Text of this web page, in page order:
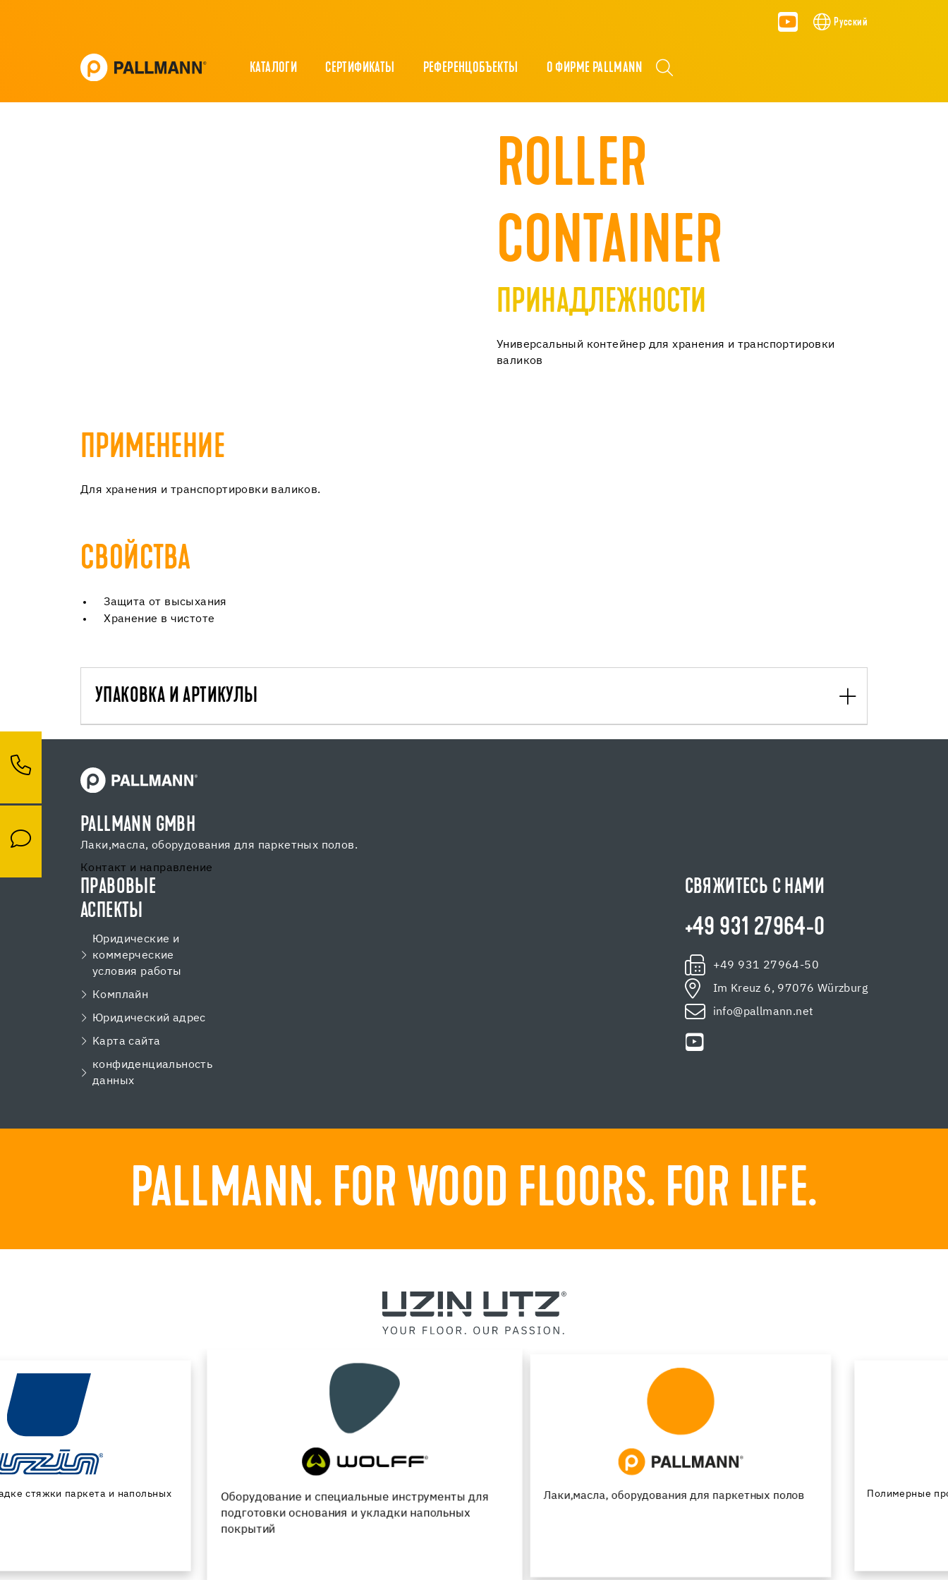
Русский
КАТАЛОГИ СЕРТИФИКАТЫ РЕФЕРЕНЦОБЪЕКТЫ О ФИРМЕ PALLMANN
ROLLER
CONTAINER
ПРИНАДЛЕЖНОСТИ
Универсальный контейнер для хранения и транспортировки
валиков
ПРИМЕНЕНИЕ
Для хранения и транспортировки валиков.
СВОЙСТВА
Защита от высыхания
Хранение в чистоте
УПАКОВКА И АРТИКУЛЫ
PALLMANN GMBH
Лаки,масла, оборудования для паркетных полов.
Контакт и направление
ПРАВОВЫЕ
АСПЕКТЫ
Юридические и
коммерческие
условия работы
Комплайн
Юридический адрес
Kарта сайта
конфиденциальность
данных
СВЯЖИТЕСЬ С НАМИ
+49 931 27964-0
+49 931 27964-50
Im Kreuz 6, 97076 Würzburg
info@pallmann.net
PALLMANN. FOR WOOD FLOORS. FOR LIFE.
Оборудование и специальные инструменты для
подготовки основания и укладки напольных
Лаки,масла, оборудования для паркетных полов Полимерные промышленные и дизайнерские полы